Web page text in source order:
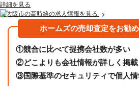
詳細を見る
東大阪市の高時給の求人情報を見る
ホームズの売却査定をお勧
①競合に比べて提携会社数が多い
②どこよりも会社情報が詳しく掲
③国際基準のセキュリティで個人